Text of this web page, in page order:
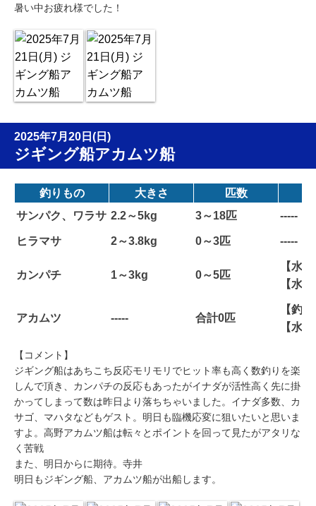
暑い中お疲れ様でした！
2025年7月20日(日)
ジギング船アカムツ船
釣りもの 大きさ
匹数
サンパク、ワラサ 2.2～5kg 3～18匹 -----
ヒラマサ 2～3.8kg 0～3匹 -----
カンパチ 1～3kg 0～5匹
【水
【水
アカムツ ----- 合計0匹
【釣
【水
【コメント】
ジギング船はあちこち反応モリモリでヒット率も高く数釣りを楽
しんで頂き、カンパチの反応もあったがイナダが活性高く先に掛
かってしまって数は昨日より落ちちゃいました。イナダ多数、カ
サゴ、マハタなどもゲスト。明日も臨機応変に狙いたいと思いま
すよ。高野アカムツ船は転々とポイントを回って見たがアタリな
く苦戦
また、明日からに期待。寺井
明日もジギング船、アカムツ船が出船します。